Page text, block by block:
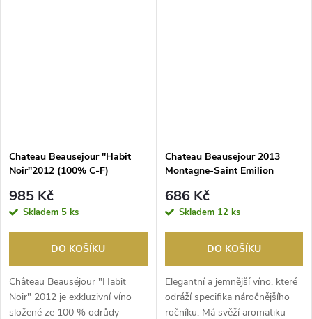
Chateau Beausejour ''Habit
Noir''2012 (100% C-F)
985 Kč
Skladem 5 ks
DO KOŠÍKU
Château Beauséjour "Habit
Noir" 2012 je exkluzivní víno
složené ze 100 % odrůdy
Chateau Beausejour 2013
Montagne-Saint Emilion
686 Kč
Skladem 12 ks
DO KOŠÍKU
Elegantní a jemnější víno, které
odráží specifika náročnějšího
ročníku. Má svěží aromatiku